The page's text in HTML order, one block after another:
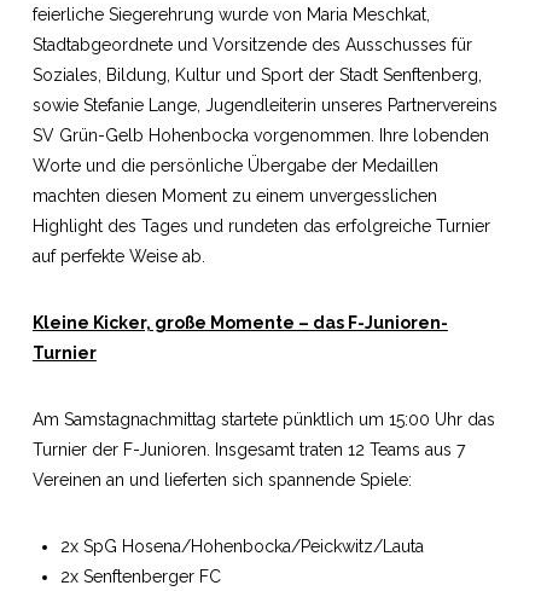
feierliche Siegerehrung wurde von Maria Meschkat,
Stadtabgeordnete und Vorsitzende des Ausschusses für
Soziales, Bildung, Kultur und Sport der Stadt Senftenberg,
sowie Stefanie Lange, Jugendleiterin unseres Partnervereins
SV Grün-Gelb Hohenbocka vorgenommen. Ihre lobenden
Worte und die persönliche Übergabe der Medaillen
machten diesen Moment zu einem unvergesslichen
Highlight des Tages und rundeten das erfolgreiche Turnier
auf perfekte Weise ab.
Kleine Kicker, große Momente – das F-Junioren-
Turnier
Am Samstagnachmittag startete pünktlich um 15:00 Uhr das
Turnier der F-Junioren. Insgesamt traten 12 Teams aus 7
Vereinen an und lieferten sich spannende Spiele:
2x SpG Hosena/Hohenbocka/Peickwitz/Lauta
2x Senftenberger FC